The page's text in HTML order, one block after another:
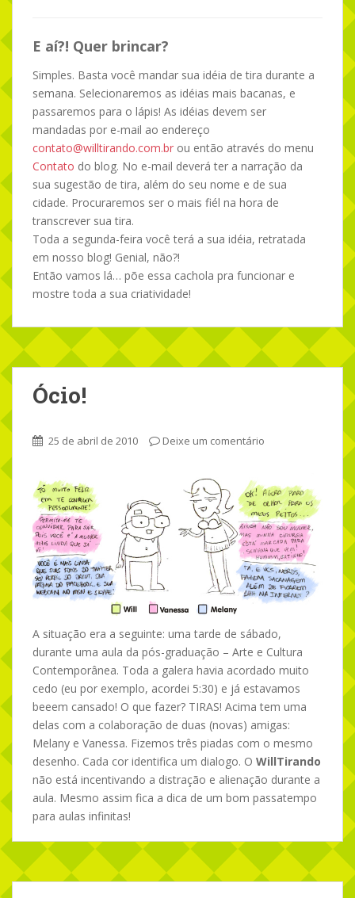
E aí?! Quer brincar?
Simples. Basta você mandar sua idéia de tira durante a
semana. Selecionaremos as idéias mais bacanas, e
passaremos para o lápis! As idéias devem ser
mandadas por e-mail ao endereço
contato@willtirando.com.br ou então através do menu
Contato do blog. No e-mail deverá ter a narração da
sua sugestão de tira, além do seu nome e de sua
cidade. Procuraremos ser o mais fiél na hora de
transcrever sua tira.
Toda a segunda-feira você terá a sua idéia, retratada
em nosso blog! Genial, não?!
Então vamos lá… põe essa cachola pra funcionar e
mostre toda a sua criatividade!
Ócio!
25 de abril de 2010 Deixe um comentário
A situação era a seguinte: uma tarde de sábado,
durante uma aula da pós-graduação – Arte e Cultura
Contemporânea. Toda a galera havia acordado muito
cedo (eu por exemplo, acordei 5:30) e já estavamos
beeem cansado! O que fazer? TIRAS! Acima tem uma
delas com a colaboração de duas (novas) amigas:
Melany e Vanessa. Fizemos três piadas com o mesmo
desenho. Cada cor identifica um dialogo. O WillTirando
não está incentivando a distração e alienação durante a
aula. Mesmo assim fica a dica de um bom passatempo
para aulas infinitas!